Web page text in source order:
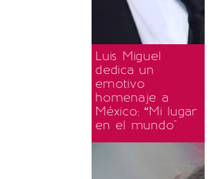
Luis Miguel
dedica un
emotivo
homenaje a
México: “Mi lugar
en el mundo"